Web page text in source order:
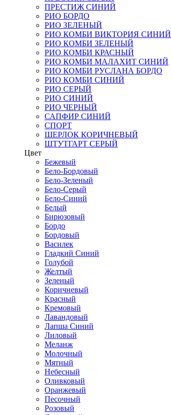
ПРЕСТИЖ СИНИЙ
РИО БОРДО
РИО ЗЕЛЕНЫЙ
РИО КОМБИ ВИКТОРИЯ СИНИЙ
РИО КОМБИ ЗЕЛЕНЫЙ
РИО КОМБИ КРАСНЫЙ
РИО КОМБИ МАЛАХИТ СИНИЙ
РИО КОМБИ РУСЛАНА БОРДО
РИО КОМБИ СИНИЙ
РИО СЕРЫЙ
РИО СИНИЙ
РИО ЧЕРНЫЙ
САПФИР СИНИЙ
СПОРТ
ШЕРЛОК КОРИЧНЕВЫЙ
ШТУТГАРТ СЕРЫЙ
Цвет
Бежевый
Бело-Бордовый
Бело-Зеленый
Бело-Серый
Бело-Синий
Белый
Бирюзовый
Бордо
Бордовый
Василек
Гладкий Синий
Голубой
Желтый
Зеленый
Коричневый
Красный
Кремовый
Лавандовый
Лапша Синий
Лиловый
Меланж
Молочный
Мятный
Небесный
Оливковый
Оранжевый
Песочный
Розовый